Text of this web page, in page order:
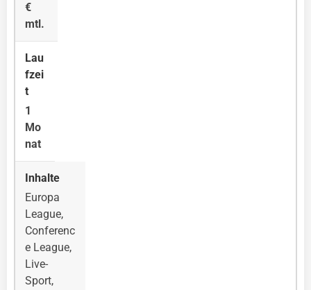
€
mtl.
1
Mo
nat
Europa
League,
Conferenc
e League,
Live-
Sport,